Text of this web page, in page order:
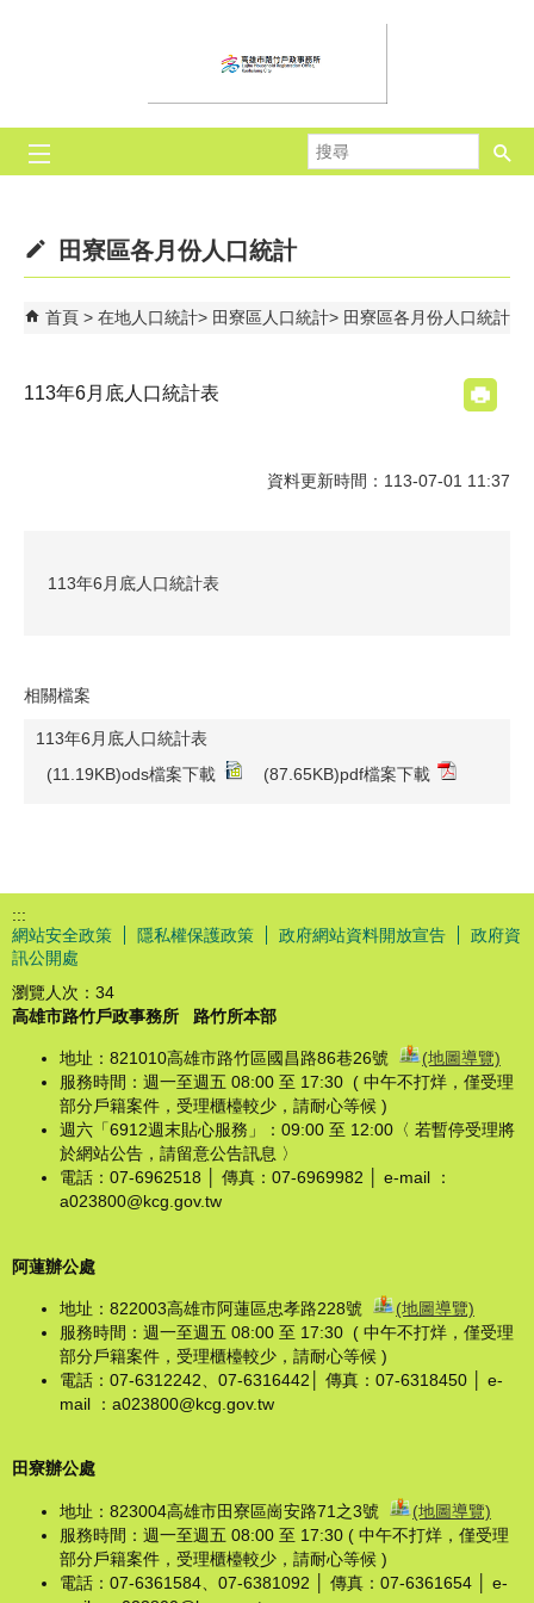
尋
田寮區各月份人口統計
首頁 在地人口統計 田寮區人口統計 田寮區各月份人口統計
113年6月底人口統計表
資料更新時間：113-07-01 11:37
113年6月底人口統計表
相關檔案
113年6月底人口統計表
(11.19KB)ods檔案下載
(87.65KB)pdf檔案下載
:::
網站安全政策
隱私權保護政策 政府網站資料開放宣告
政府資
訊公開處
瀏覽人次： 34
高雄市路竹戶政事務所
路竹所本部
地址：821010高雄市路竹區國昌路86巷26號
(地圖導覽)
服務時間：週一至週五 08:00 至 17:30 ( 中午不打烊，僅受理
部分戶籍案件，受理櫃檯較少，請耐心等候 )
週六「6912週末貼心服務」：09:00 至 12:00〈 若暫停受理將
於網站公告，請留意公告訊息 〉
電話：07-6962518 │ 傳真：07-6969982 │ e-mail ：
a023800@kcg.gov.tw
阿蓮辦公處
地址：822003高雄市阿蓮區忠孝路228號
(地圖導覽)
服務時間：週一至週五 08:00 至 17:30 ( 中午不打烊，僅受理
部分戶籍案件，受理櫃檯較少，請耐心等候 )
電話：07-6312242、07-6316442│ 傳真：07-6318450 │ e-
mail ：a023800@kcg.gov.tw
田寮辦公處
地址：823004高雄市田寮區崗安路71之3號
(地圖導覽)
服務時間：週一至週五 08:00 至 17:30 ( 中午不打烊，僅受理
部分戶籍案件，受理櫃檯較少，請耐心等候 )
電話：07-6361584、07-6381092 │ 傳真：07-6361654 │ e-